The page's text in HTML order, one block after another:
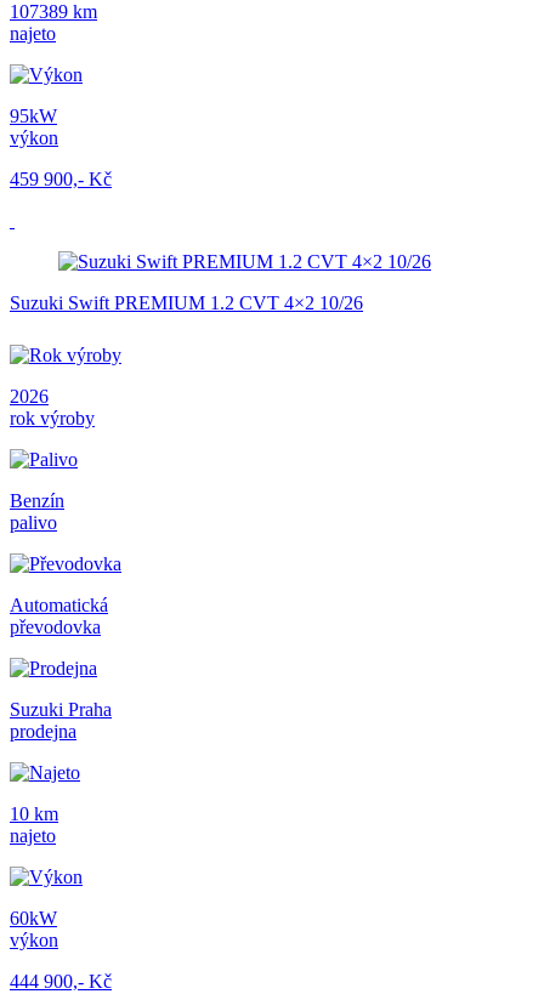
107389 km
najeto
95kW
výkon
459 900,- Kč
Suzuki Swift PREMIUM 1.2 CVT 4×2 10/26
2026
rok výroby
Benzín
palivo
Automatická
převodovka
Suzuki Praha
prodejna
10 km
najeto
60kW
výkon
444 900,- Kč